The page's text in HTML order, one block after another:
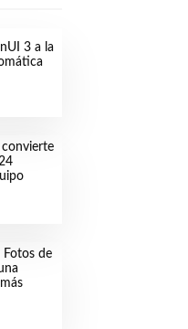
3 a la
convierte
de